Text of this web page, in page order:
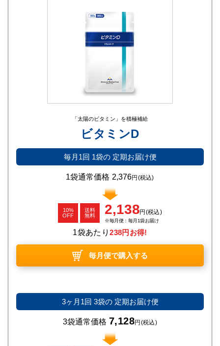
「太陽のビタミン」を積極補給
ビタミンD
毎月1回 1袋の定期お届け便
1袋通常価格 2,376円 (税込)
10%
OFF
送料
無料
2,138円 (税込)
毎月便：毎月1袋お届け
1袋あたり238円お得!
毎月便で購入する
3ヶ月1回 3袋の定期お届け便
3袋通常価格 7,128円 (税込)